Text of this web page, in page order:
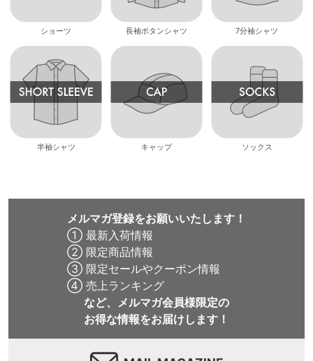
ショーツ 長袖ボタンシャツ 7分袖シャツ
半袖シャツ キャップ ソックス
メルマガ登録をお願いいたします！
① 最新入荷情報
② 限定商品情報
③ 限定セールやクーポン情報
④ 売上ランキング
など、メルマガ会員様限定の
お得な情報をお届けします！